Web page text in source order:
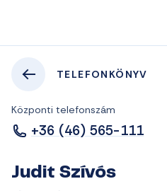
TELEFONKÖNYV
Központi telefonszám
+36 (46) 565-111
Judit Szívós